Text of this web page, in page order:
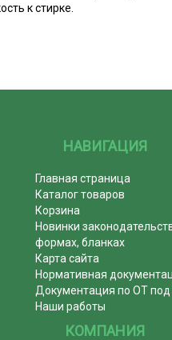
к стирке.
НАВИГАЦИЯ
Главная страница
Каталог товаров
Корзина
Новинки
формах, бланках
Карта сайта
Нормативная
Документация по ОТ
Наши работы
КОМПАНИЯ